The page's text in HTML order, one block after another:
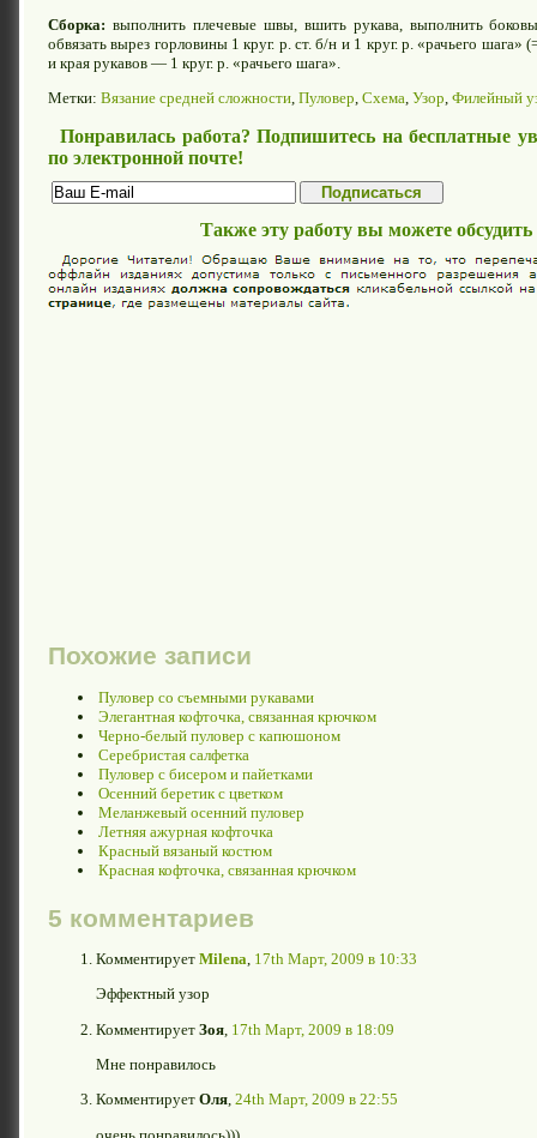
Сборка: выполнить плечевые швы, вшить рукава, выполнить
обвязать вырез горловины 1 круг. р. ст. б/н и 1 круг. р. «рачьего шага»
и края рукавов — 1 круг. р. «рачьего шага».
Метки: Вязание средней сложности, Пуловер, Схема, Узор, Филейный
Понравилась работа? Подпишитесь на бесплатные
по электронной почте!
Также эту работу вы можете
Похожие записи
Пуловер со съемными рукавами
Элегантная кофточка, связанная крючком
Черно-белый пуловер с капюшоном
Серебристая салфетка
Пуловер с бисером и пайетками
Осенний беретик с цветком
Меланжевый осенний пуловер
Летняя ажурная кофточка
Красный вязаный костюм
Красная кофточка, связанная крючком
5 комментариев
Комментирует Milena 17th Март, 2009 в 10:33
Эффектный узор
Комментирует Зоя 17th Март, 2009 в 18:09
Мне понравилось
Комментирует Оля, 24th Март, 2009 в 22:55